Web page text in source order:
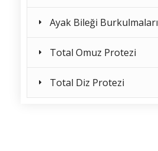
Ayak Bileği Burkulmaları
Total Omuz Protezi
Total Diz Protezi